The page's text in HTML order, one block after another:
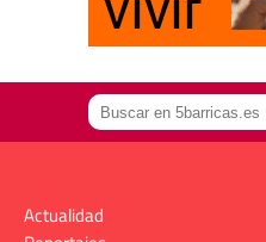
Actualidad